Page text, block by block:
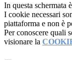
In questa schermata
I cookie necessari
piattaforma e non è
Per conoscere quali
visionare la